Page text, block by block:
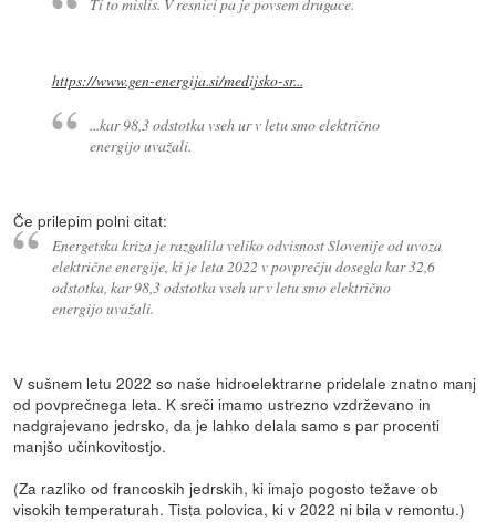
Ti to mislis. V resnici pa je povsem drugace.
https://www.gen-energija.si/medijsko-sr...
...kar 98,3 odstotka vseh ur v letu smo električno
energijo uvažali.
Če prilepim polni citat:
Energetska kriza je razgalila veliko odvisnost Slovenije od uvoza
električne energije, ki je leta 2022 v povprečju dosegla kar 32,6
odstotka, kar 98,3 odstotka vseh ur v letu smo električno
energijo uvažali.
V sušnem letu 2022 so naše hidroelektrarne pridelale znatno manj
od povprečnega leta. K sreči imamo ustrezno vzdrževano in
nadgrajevano jedrsko, da je lahko delala samo s par procenti
manjšo učinkovitostjo.
(Za razliko od francoskih jedrskih, ki imajo pogosto težave ob
visokih temperaturah. Tista polovica, ki v 2022 ni bila v remontu.)